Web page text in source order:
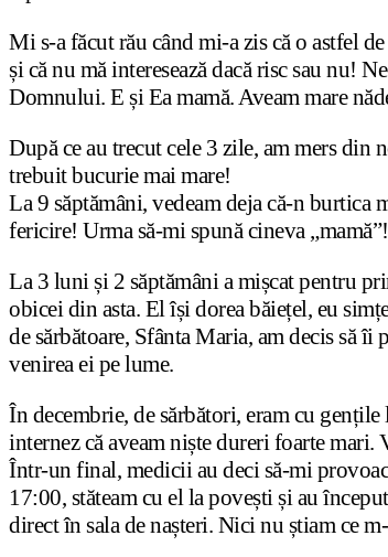
Mi s-a făcut rău când mi-a zis că o astfel
și că nu mă interesează dacă risc sau nu!
Domnului. E și Ea mamă. Aveam mare
După ce au trecut cele 3 zile, am mers
trebuit bucurie mai mare!
La 9 săptămâni, vedeam deja că-n burtica
fericire! Urma să-mi spună cineva
La 3 luni și 2 săptămâni a mișcat pentru
obicei din asta. El își dorea băiețel, eu
de sărbătoare, Sfânta Maria, am decis să
venirea ei pe lume.
În decembrie, de sărbători, eram cu
internez că aveam niște dureri foarte
Într-un final, medicii au deci să-mi
17:00, stăteam cu el la povești și au
direct în sala de nașteri. Nici nu știam ce